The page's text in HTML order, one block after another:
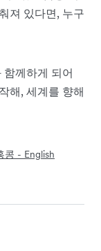
져 있다면, 누구
께하게 되어
해, 세계를 향해
콩 - English